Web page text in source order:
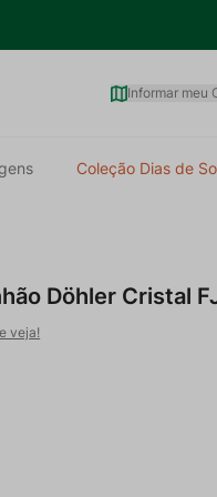
Informar meu
Coleção Dias de
Döhler Cristal
veja!